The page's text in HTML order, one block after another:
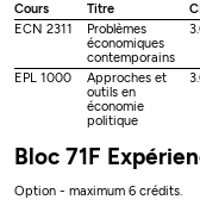
Cours
Titre
ECN 2311
Problèmes
économiques
contemporains
EPL 1000
Approches et
outils en
économie
politique
Bloc 71F
Option - maximum 6 crédits.